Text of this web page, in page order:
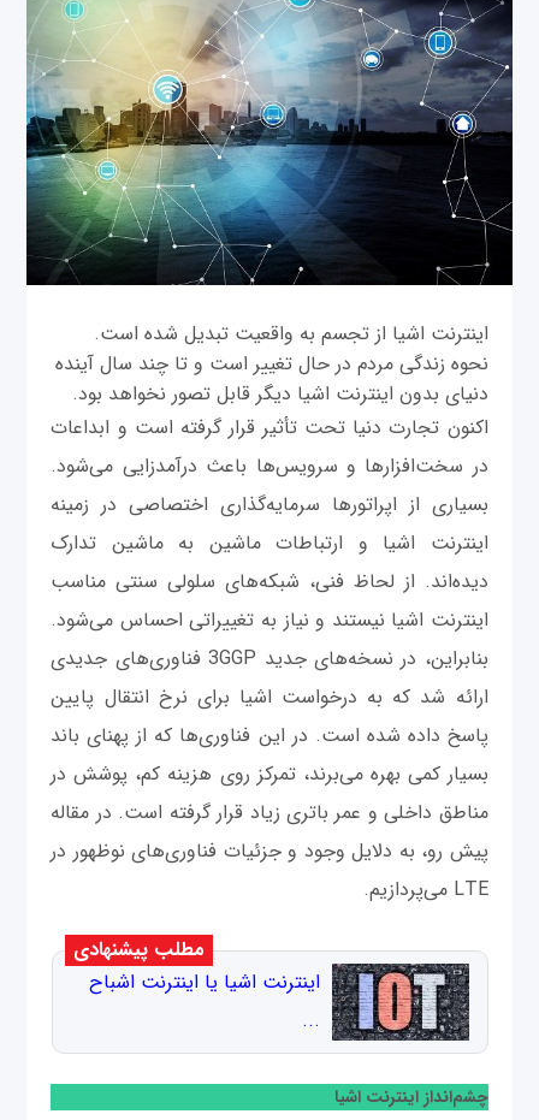
اینترنت اشیا از تجسم به واقعیت تبدیل شده است.
نحوه زندگی مردم در حال تغییر است و تا چند سال آینده
دنیای بدون اینترنت اشیا دیگر قابل تصور نخواهد بود.
اکنون تجارت دنیا تحت تأثیر قرار گرفته است و ابداعات
در سخت‌افزارها و سرویس‌ها باعث درآمدزایی می‌شود.
بسیاری از اپراتورها سرمایه‌گذاری اختصاصی در زمینه
اینترنت اشیا و ارتباطات ماشین به ماشین تدارک
دیده‌اند. از لحاظ فنی، شبکه‌های سلولی سنتی مناسب
اینترنت اشیا نیستند و نیاز به تغییراتی احساس می‌شود.
بنابراین، در نسخه‌های جدید 3GGP فناوری‌های جدیدی
ارائه شد که به درخواست اشیا برای نرخ انتقال پایین
پاسخ داده شده است. در این فناوری‌ها که از پهنای باند
بسیار کمی بهره می‌برند، تمرکز روی هزینه کم، پوشش در
مناطق داخلی و عمر باتری زیاد قرار گرفته است. در مقاله
پیش ‌رو، به دلایل وجود و جزئیات فناوری‌های نوظهور در
LTE می‌پردازیم.
مطلب پیشنهادی
اینترنت اشیا یا اینترنت اشباح
...
چشم‌انداز اینترنت اشیا